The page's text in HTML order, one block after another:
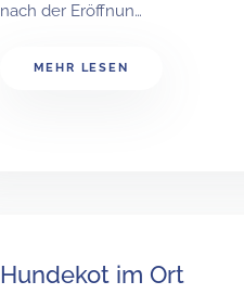
nach der Eröffnun…
MEHR LESEN
Hundekot im Ort